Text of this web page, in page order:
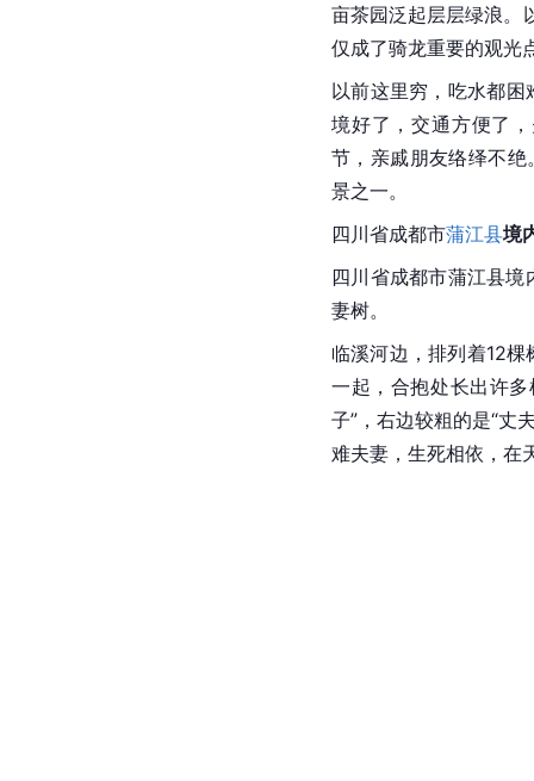
亩茶园泛起层层绿浪。
仅成了骑龙重要的观光
以前这里穷，吃水都
境好了，交通方便了
节，亲戚朋友络绎不绝
景之一。
四川省成都市蒲江县境
四川省成都市蒲江县境
妻树。
临溪河边，排列着12
一起，合抱处长出许
子”，右边较粗的是“丈
难夫妻，生死相依，在